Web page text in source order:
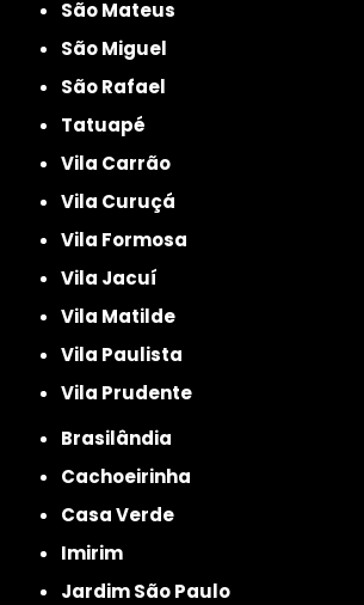
São Mateus
São Miguel
São Rafael
Tatuapé
Vila Carrão
Vila Curuçá
Vila Formosa
Vila Jacuí
Vila Matilde
Vila Paulista
Vila Prudente
Brasilândia
Cachoeirinha
Casa Verde
Imirim
Jardim São Paulo